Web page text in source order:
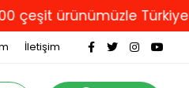
ürünümüzle Türkiye'nin
İletişim